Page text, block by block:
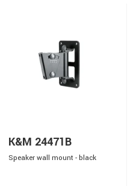
K&M 24471B
Speaker wall mount - black